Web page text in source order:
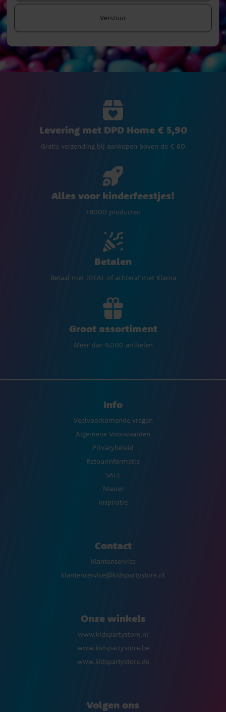
Verstuur
Levering met DPD Home € 5,90
Gratis verzending bij aankopen boven de € 60
Alles voor kinderfeestjes!
+8000 producten
Betalen
Betaal met iDEAL of achteraf met Klarna
Groot assortiment
Meer dan 9.000 artikelen
Info
Veelvoorkomende vragen
Algemene Voorwaarden
Privacybeleid
Retourinformatie
SALE
Nieuw
Inspiratie
Contact
Klantenservice
klantenservice@kidspartystore.nl
Onze winkels
www.kidspartystore.nl
www.kidspartystore.be
www.kidspartystore.de
Volgen ons